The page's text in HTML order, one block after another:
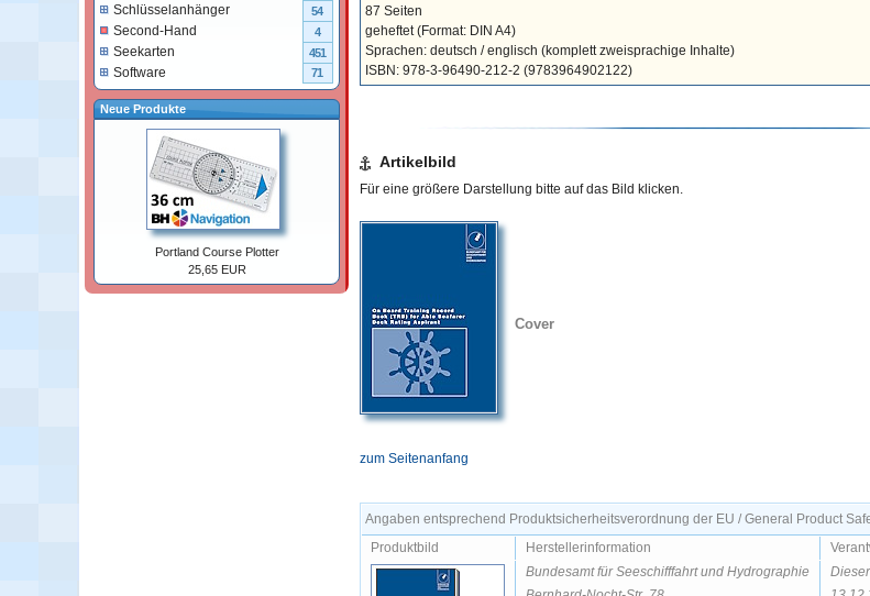
87 Seiten
geheftet(Format: DIN A4)
Sprachen: deutsch / englisch (komplett zweisprachige Inhalte)
ISBN: 978-3-96490-212-2 (9783964902122)
Artikelbild
Für eine größere Darstellung bitte auf das Bild klicken.
Cover
zum Seitenanfang
Angaben entsprechend Produktsicherheitsverordnung der EU / General Product
Produktbild
Herstellerinformation
Bundesamt für Seeschifffahrt und Hydrographie
Schlüsselanhänger 54
Second-Hand 4
Seekarten 451
Software 71
Neue Produkte
Portland Course Plotter
25,65 EUR